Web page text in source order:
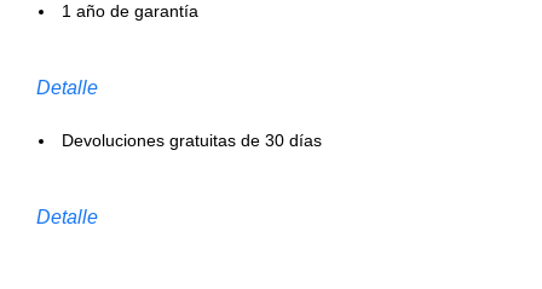
1 año de garantía
Detalle
Devoluciones gratuitas de 30 días
Detalle